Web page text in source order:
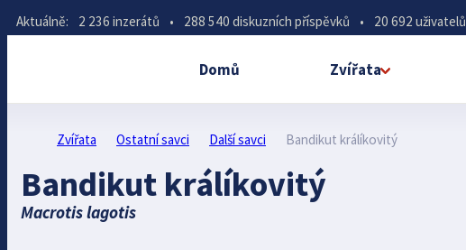
Aktuálně: 2 236 inzerátů • 288 540 diskuzních příspěvků • 20 692 uživatelů
Domů Zvířata
Zvířata Ostatní savci Další savci Bandikut králíkovitý
Bandikut králíkovitý
Macrotis lagotis